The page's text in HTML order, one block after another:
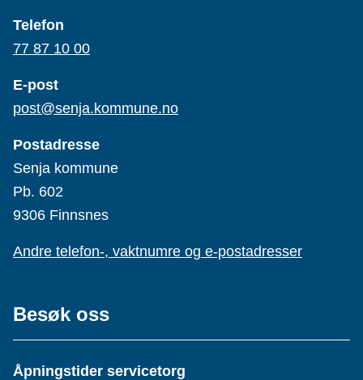
Telefon
77 87 10 00
E-post
post@senja.kommune.no
Postadresse
Senja kommune
Pb. 602
9306 Finnsnes
Andre telefon-, vaktnumre og e-postadresser
Besøk oss
Åpningstider servicetorg